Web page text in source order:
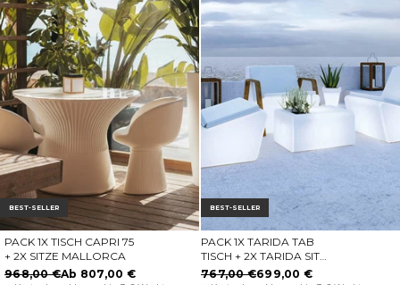
BEST-SELLER
OPTIONEN WÄHLEN
PACK 1X TISCH CAPRI 75
+ 2X SITZE MALLORCA
968,00 €Ab 807,00 €
BEST-SELLER
IN DEN WARENKORB
PACK 1X TARIDA TAB
TISCH + 2X TARIDA SIT
SITZE (OHNE
767,00 €699,00 €